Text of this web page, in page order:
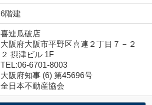
6階建
喜連瓜破店
大阪府大阪市平野区喜連２丁目７－２
２ 摂津ビル 1F
TEL:06-6701-8003
大阪府知事 (6) 第45696号
全日本不動産協会